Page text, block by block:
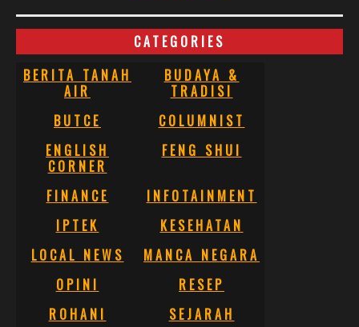
CATEGORIES
BERITA TANAH
AIR
BUDAYA &
TRADISI
BUTCE
COLUMNIST
ENGLISH
CORNER
FENG SHUI
FINANCE
INFOTAINMENT
IPTEK
KESEHATAN
LOCAL NEWS
MANCA NEGARA
OPINI
RESEP
ROHANI
SEJARAH